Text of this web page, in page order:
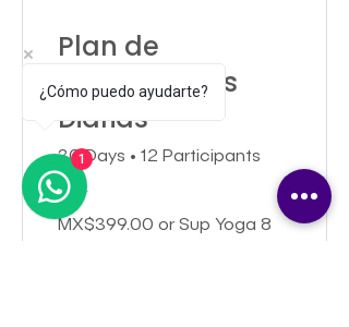
Plan de
Meditaciones
Diarias
30 Days • 12 Participants
MX$399.00 or Sup Yoga 8
¿Cómo puedo ayudarte?
1